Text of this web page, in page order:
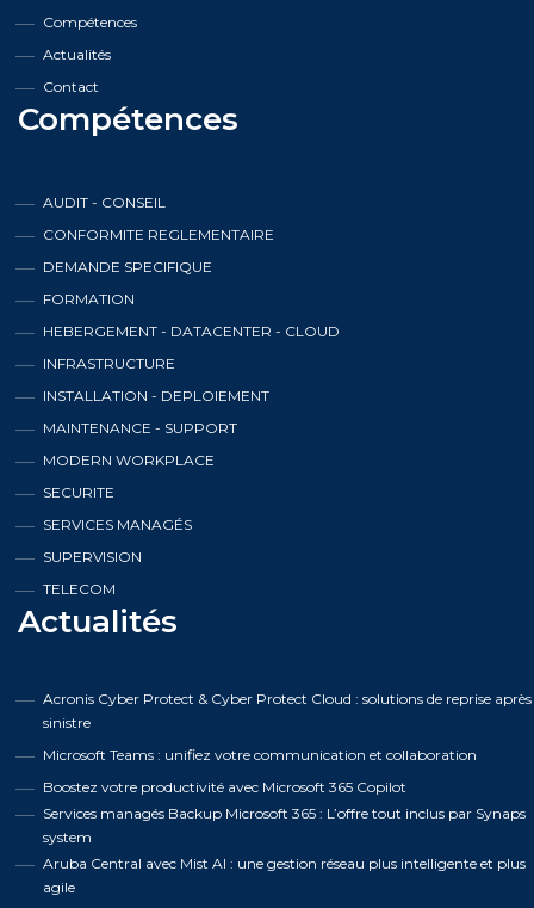
Compétences
Actualités
Contact
Compétences
AUDIT - CONSEIL
CONFORMITE REGLEMENTAIRE
DEMANDE SPECIFIQUE
FORMATION
HEBERGEMENT - DATACENTER - CLOUD
INFRASTRUCTURE
INSTALLATION - DEPLOIEMENT
MAINTENANCE - SUPPORT
MODERN WORKPLACE
SECURITE
SERVICES MANAGÉS
SUPERVISION
TELECOM
Actualités
Acronis Cyber Protect & Cyber Protect Cloud : solutions de reprise après
sinistre
Microsoft Teams : unifiez votre communication et collaboration
Boostez votre productivité avec Microsoft 365 Copilot
Services managés Backup Microsoft 365 : L’offre tout inclus par Synaps
system
Aruba Central avec Mist AI : une gestion réseau plus intelligente et plus
agile